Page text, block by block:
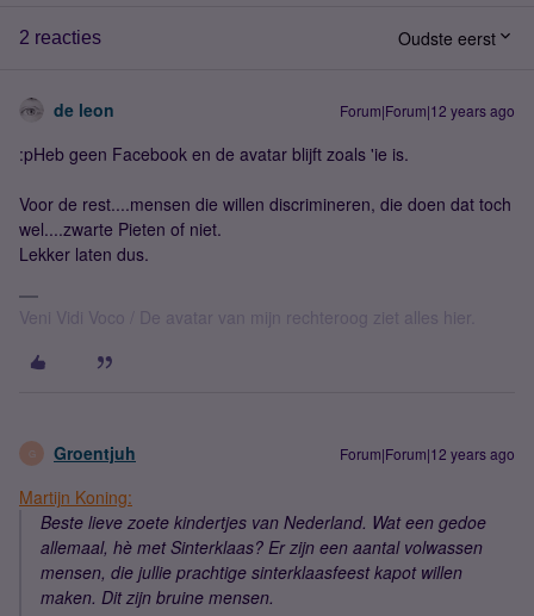
2 reacties Oudste eerst
de leon Forum|Forum|12 years ago
:pHeb geen Facebook en de avatar blijft zoals 'ie is.
Voor de rest....mensen die willen discrimineren, die doen dat toch
wel....zwarte Pieten of niet.
Lekker laten dus.
Veni Vidi Voco / De avatar van mijn rechteroog ziet alles hier.
G Groentjuh Forum|Forum|12 years ago
Martijn Koning:
Beste lieve zoete kindertjes van Nederland. Wat een gedoe
allemaal, hè met Sinterklaas? Er zijn een aantal volwassen
mensen, die jullie prachtige sinterklaasfeest kapot willen
maken. Dit zijn bruine mensen.